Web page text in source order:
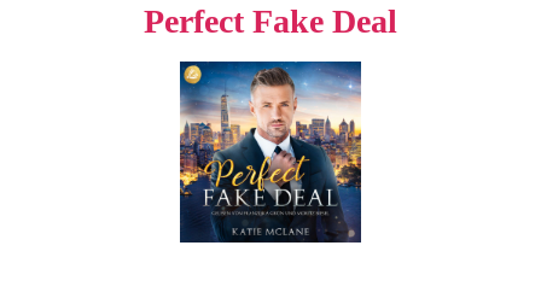
Perfect Fake Deal